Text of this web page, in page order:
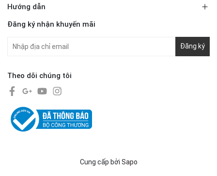
Hướng dẫn
Đăng ký nhận khuyến mãi
Đăng ký
Theo dõi chúng tôi
Cung cấp bởi Sapo